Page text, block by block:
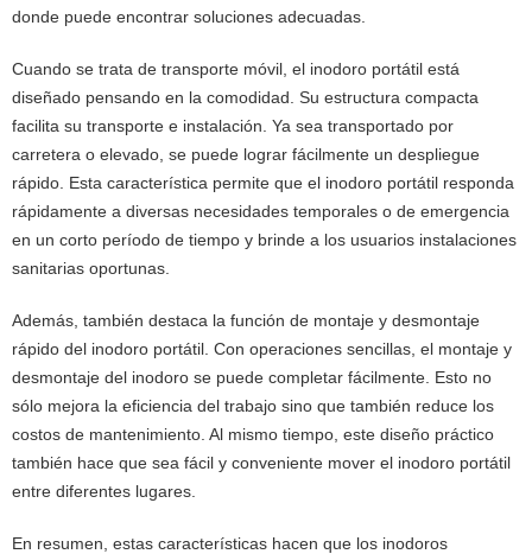
donde puede encontrar soluciones adecuadas.
Cuando se trata de transporte móvil, el inodoro portátil está
diseñado pensando en la comodidad. Su estructura compacta
facilita su transporte e instalación. Ya sea transportado por
carretera o elevado, se puede lograr fácilmente un despliegue
rápido. Esta característica permite que el inodoro portátil responda
rápidamente a diversas necesidades temporales o de emergencia
en un corto período de tiempo y brinde a los usuarios instalaciones
sanitarias oportunas.
Además, también destaca la función de montaje y desmontaje
rápido del inodoro portátil. Con operaciones sencillas, el montaje y
desmontaje del inodoro se puede completar fácilmente. Esto no
sólo mejora la eficiencia del trabajo sino que también reduce los
costos de mantenimiento. Al mismo tiempo, este diseño práctico
también hace que sea fácil y conveniente mover el inodoro portátil
entre diferentes lugares.
En resumen, estas características hacen que los inodoros